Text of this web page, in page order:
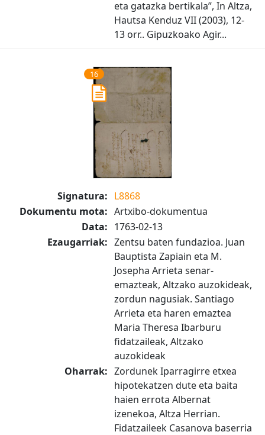
eta gatazka bertikala”, In Altza,
Hautsa Kenduz VII (2003), 12-
13 orr.. Gipuzkoako Agir...
16
Signatura: L8868
Dokumentu mota: Artxibo-dokumentua
Data: 1763-02-13
Ezaugarriak: Zentsu baten fundazioa. Juan
Bauptista Zapiain eta M.
Josepha Arrieta senar-
emazteak, Altzako auzokideak,
zordun nagusiak. Santiago
Arrieta eta haren emaztea
Maria Theresa Ibarburu
fidatzaileak, Altzako
auzokideak
Oharrak: Zordunek Iparragirre etxea
hipotekatzen dute eta baita
haien errota Albernat
izenekoa, Altza Herrian.
Fidatzaileek Casanova baserria